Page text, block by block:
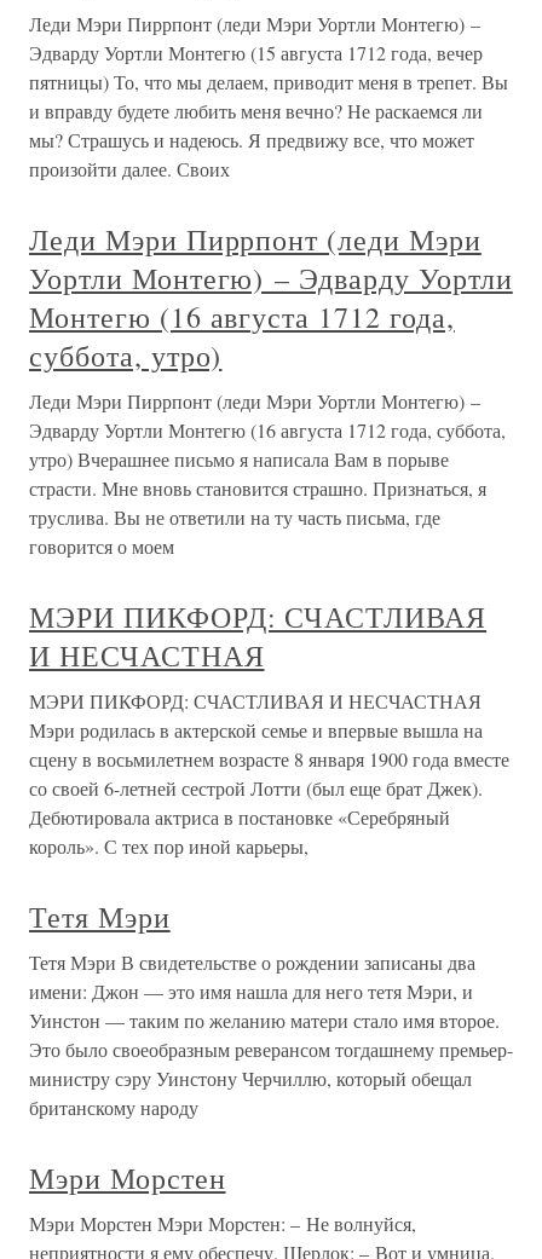
Леди Мэри Пиррпонт (леди Мэри Уортли Монтегю) –
Эдварду Уортли Монтегю (15 августа 1712 года, вечер
пятницы) То, что мы делаем, приводит меня в трепет. Вы
и вправду будете любить меня вечно? Не раскаемся ли
мы? Страшусь и надеюсь. Я предвижу все, что может
произойти далее. Своих
Леди Мэри Пиррпонт (леди Мэри
Уортли Монтегю) – Эдварду Уортли
Монтегю (16 августа 1712 года,
суббота, утро)
Леди Мэри Пиррпонт (леди Мэри Уортли Монтегю) –
Эдварду Уортли Монтегю (16 августа 1712 года, суббота,
утро) Вчерашнее письмо я написала Вам в порыве
страсти. Мне вновь становится страшно. Признаться, я
труслива. Вы не ответили на ту часть письма, где
говорится о моем
МЭРИ ПИКФОРД: СЧАСТЛИВАЯ
И НЕСЧАСТНАЯ
МЭРИ ПИКФОРД: СЧАСТЛИВАЯ И НЕСЧАСТНАЯ
Мэри родилась в актерской семье и впервые вышла на
сцену в восьмилетнем возрасте 8 января 1900 года вместе
со своей 6-летней сестрой Лотти (был еще брат Джек).
Дебютировала актриса в постановке «Серебряный
король». С тех пор иной карьеры,
Тетя Мэри
Тетя Мэри В свидетельстве о рождении записаны два
имени: Джон — это имя нашла для него тетя Мэри, и
Уинстон — таким по желанию матери стало имя второе.
Это было своеобразным реверансом тогдашнему премьер-
министру сэру Уинстону Черчиллю, который обещал
британскому народу
Мэри Морстен
Мэри Морстен Мэри Морстен: – Не волнуйся,
неприятности я ему обеспечу. Шерлок: – Вот и умница.